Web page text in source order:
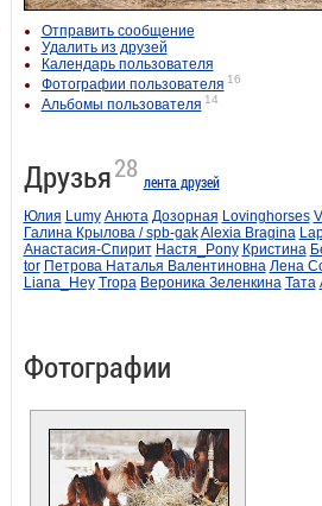
Отправить сообщение
Удалить из друзей
Календарь пользователя
Фотографии пользователя 16
Альбомы пользователя 14
Друзья28 лента друзей
Юлия Lumy Анюта Дозорная Lovinghorses
Галина Крылова / spb-gakAlexia Bragina
Анастасия-Спирит Настя_Pony Кристина
tor Петрова Наталья Валентиновна Лена
Liana_Hey Tropa Вероника Зеленкина Тата
Фотографии